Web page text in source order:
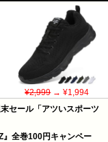
¥2,999→ ¥1,994
セール「アツいスポーツ
』全巻100円キャンペー